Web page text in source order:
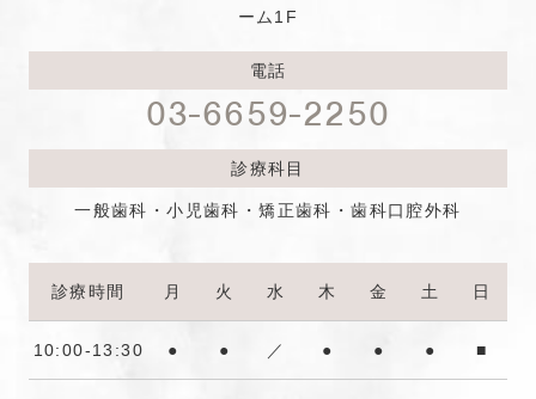
ーム1F
電話
03-6659-2250
診療科目
一般歯科・小児歯科・矯正歯科・歯科口腔外科
診療時間 月 火 水 木 金 土 日
10:00-13:30 ● ● ／ ● ● ● ■